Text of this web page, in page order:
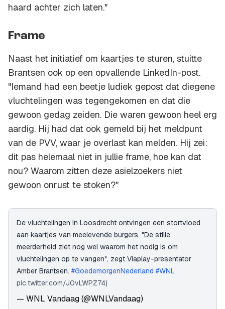
haard achter zich laten."
Frame
Naast het initiatief om kaartjes te sturen, stuitte
Brantsen ook op een opvallende LinkedIn-post.
"Iemand had een beetje ludiek gepost dat diegene
vluchtelingen was tegengekomen en dat die
gewoon gedag zeiden. Die waren gewoon heel erg
aardig. Hij had dat ook gemeld bij het meldpunt
van de PVV, waar je overlast kan melden. Hij zei:
dit pas helemaal niet in jullie frame, hoe kan dat
nou? Waarom zitten deze asielzoekers niet
gewoon onrust te stoken?"
De vluchtelingen in Loosdrecht ontvingen een stortvloed
aan kaartjes van meelevende burgers. "De stille
meerderheid ziet nog wel waarom het nodig is om
vluchtelingen op te vangen", zegt Viaplay-presentator
Amber Brantsen. #GoedemorgenNederland #WNL
pic.twitter.com/J0vLWPZ74j
— WNL Vandaag (@WNLVandaag)